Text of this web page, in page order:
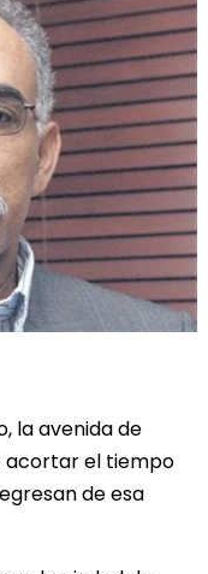
la avenida de
acortar el tiempo
de esa